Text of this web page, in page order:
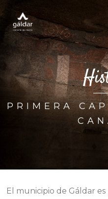
PRIMERA
El municipio de Gáldar